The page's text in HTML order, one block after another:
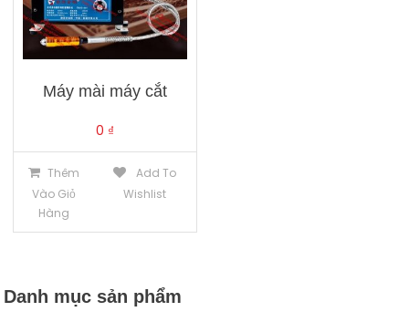
Máy mài máy cắt
0 ₫
Thêm
Vào Giỏ
Hàng
Add To
Wishlist
Danh mục sản phẩm